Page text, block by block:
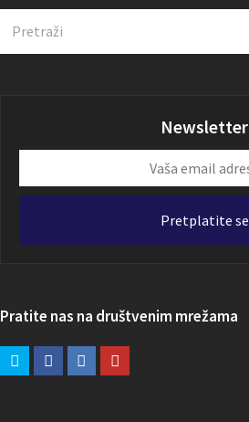
Newsletter
email
Pretplatite se
Pratite nas na društvenim mrežama